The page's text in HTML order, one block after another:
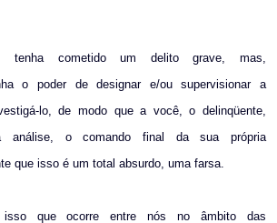
tenha cometido um delito grave, mas,
o poder de designar e/ou supervisionar a
lo, de modo que a você, o delinqüente,
análise, o comando final da sua própria
que isso é um total absurdo, uma farsa.
isso que ocorre entre nós no âmbito das